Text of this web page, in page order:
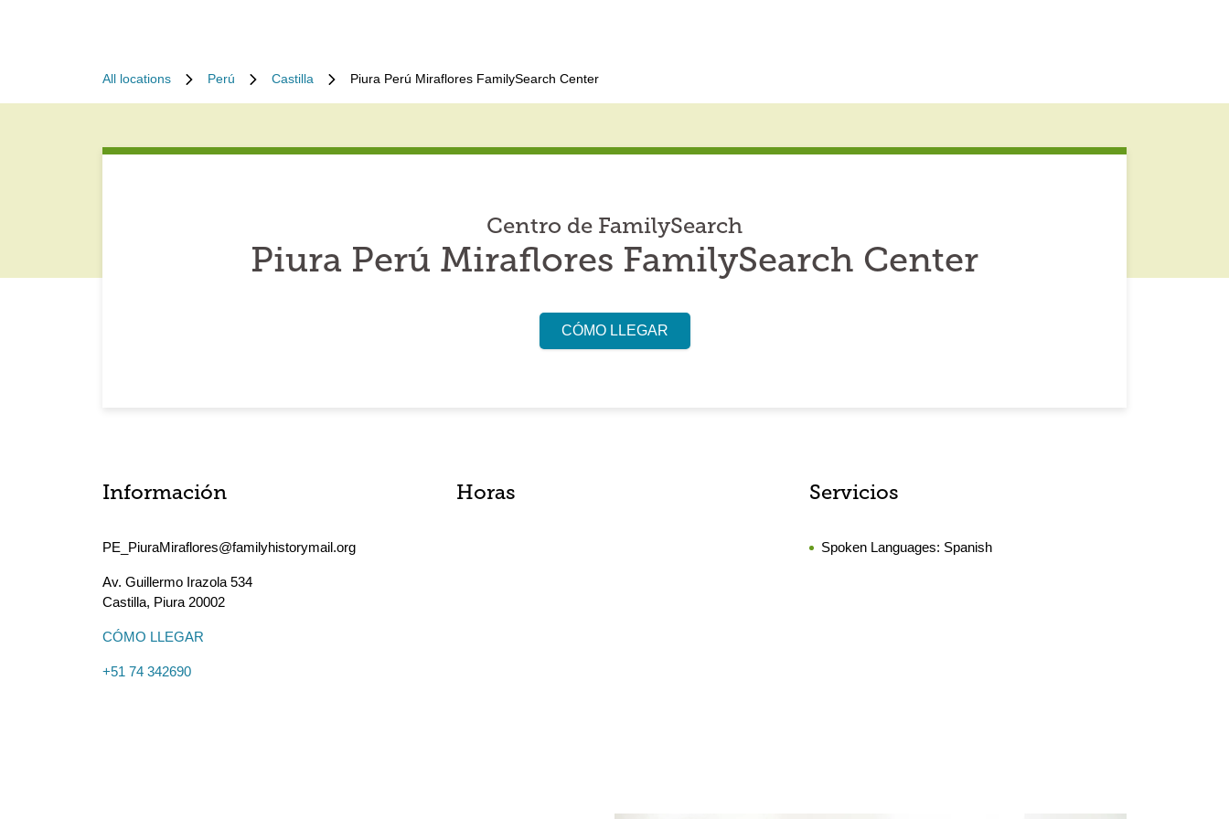
All locations Perú Castilla Piura Perú Miraflores FamilySearch Center
Centro de FamilySearch
Piura Perú Miraflores FamilySearch Center
CÓMO LLEGAR
Información
PE_PiuraMiraflores@familyhistorymail.org
Av. Guillermo Irazola 534
Castilla, Piura 20002
CÓMO LLEGAR
+51 74 342690
Horas Servicios
Spoken Languages: Spanish